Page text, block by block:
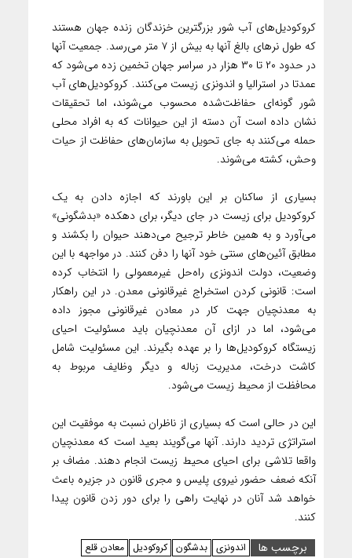
کروکودیل‌های آب شور بزرگترین خزندگان زنده جهان هستند
که طول نرهای بالغ آنها به بیش از ۷ متر می‌رسد. جمعیت آنها
در حدود ۲۰ تا ۳۰ هزار در سراسر جهان تخمین زده می‌شود که
عمدتا در استرالیا و اندونزی زیست می‌کنند. کروکودیل‌های آب
شور گونه‌ای حفاظت‌شده محسوب می‌شوند، اما تحقیقات
نشان داده است آن دسته از این حیوانات که به افراد محلی
حمله می‌کنند به جای تحویل به سازمان‌های حفاظت از حیات
وحش، کشته می‌شوند.
بسیاری از ساکنان بر این باورند که اجازه دادن به یک
کروکودیل برای زیست در جای دیگر، برای دهکده «بدشگونی»
می‌آورد و به همین خاطر ترجیح می‌دهند حیوان را بکشند و
مطابق آئین‌های سنتی خود آنها را دفن کنند. در مواجهه با این
وضعیت، دولت اندونزی راه‌حل غیرمعمولی را انتخاب کرده
است: قانونی کردن استخراج غیرقانونی معدن. در این راهکار
به معدنچیان جهت کار در معادن غیرقانونی مجوز داده
می‌شود، اما در ازای آن معدنچیان باید مسئولیت احیای
زیستگاه کروکودیل‌ها را بر عهده بگیرند. این مسئولیت شامل
کاشت درخت، مدیریت زباله و دیگر وظایف مربوط به
محافظت از محیط زیست می‌شود.
این در حالی است که بسیاری از ناظران نسبت به موفقیت این
استراتژی تردید دارند. آنها می‌گویند بعید است که معدنچیان
واقعا تلاشی برای احیای محیط زیست انجام دهند. مضاف بر
آنکه ضعف حضور نیروی پلیس و مجری قانون در جزیره باعث
خواهد شد آنان در نهایت راهی را برای دور زدن قانون پیدا
کنند.
برچسب ها
اندونزی بدشگون کروکودیل‌ معادن قلع